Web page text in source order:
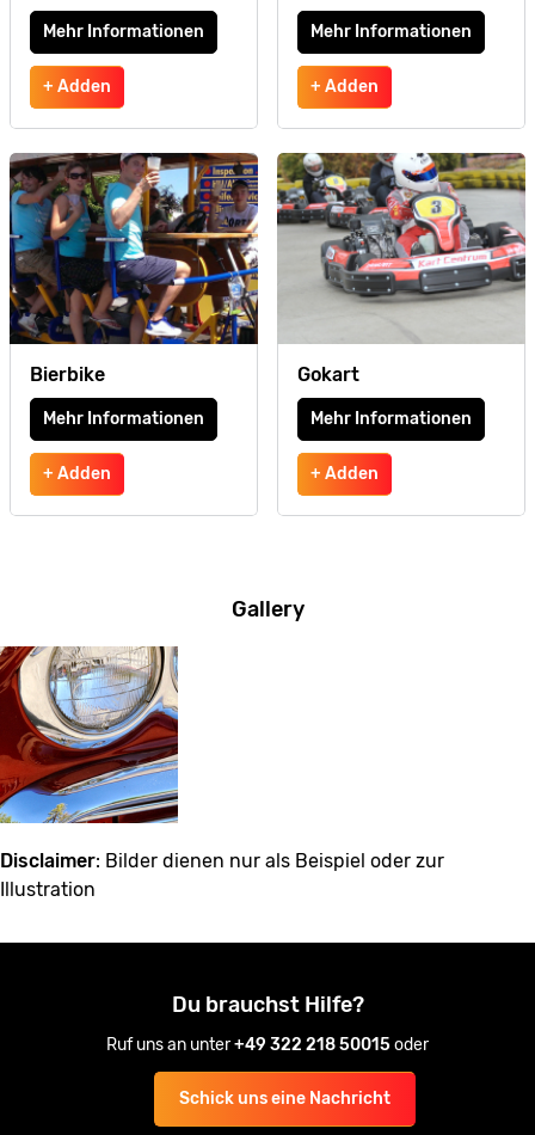
Mehr Informationen
+ Adden
Mehr Informationen
+ Adden
Bierbike
Mehr Informationen
+ Adden
Gokart
Mehr Informationen
+ Adden
Gallery
Disclaimer: Bilder dienen nur als Beispiel oder zur
Illustration
Du brauchst Hilfe?
Ruf uns an unter+49 322 218 50015oder
Schick uns eine Nachricht